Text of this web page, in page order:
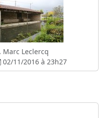
Marc Leclercq
02/11/2016 à 23h27